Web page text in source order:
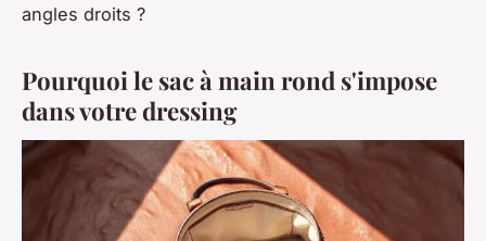
angles droits ?
Pourquoi le sac à main rond s'impose
dans votre dressing